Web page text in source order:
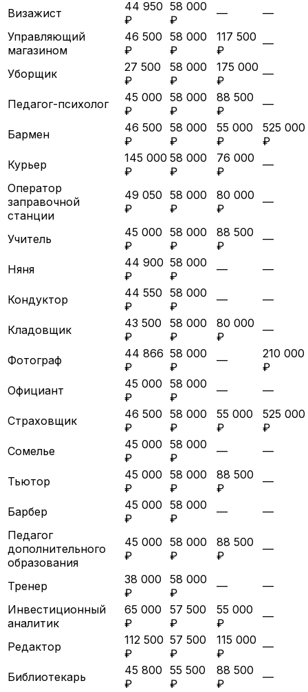
Визажист
44 950
₽
58 000
₽
—
—
Управляющий
магазином
46 500
₽
58 000
₽
117 500
₽
—
Уборщик
27 500
₽
58 000
₽
175 000
₽
—
Педагог-психолог
45 000
₽
58 000
₽
88 500
₽
—
Бармен
46 500
₽
58 000
₽
55 000
₽
525 000
₽
Курьер
145 000
₽
58 000
₽
76 000
₽
—
Оператор
заправочной
станции
49 050
₽
58 000
₽
80 000
₽
—
Учитель
45 000
₽
58 000
₽
88 500
₽
—
Няня
44 900
₽
58 000
₽
— —
Кондуктор
44 550
₽
58 000
₽
— —
Кладовщик
43 500
₽
58 000
₽
80 000
₽
—
Фотограф
44 866
₽
58 000
₽
—
210 000
₽
Официант
45 000
₽
58 000
₽
— —
Страховщик
46 500
₽
58 000
₽
55 000
₽
525 000
₽
Сомелье
45 000
₽
58 000
₽
— —
Тьютор
45 000
₽
58 000
₽
88 500
₽
—
Барбер
45 000
₽
58 000
₽
—
—
Педагог
дополнительного
образования
45 000
₽
58 000
₽
88 500
₽
—
Тренер
38 000
₽
58 000
₽
—
—
Инвестиционный
аналитик
65 000
₽
57 500
₽
55 000
₽
—
Редактор
112 500
₽
57 500
₽
115 000
₽
—
Библиотекарь
45 800
₽
55 500
₽
88 500
₽
—